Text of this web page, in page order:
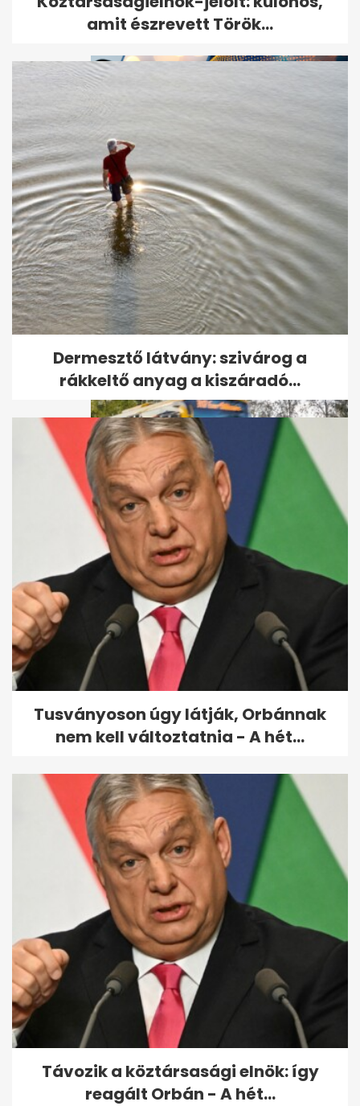
összeütközött két autóbusz
Friss hírek az intenzív
osztályon ápolt Sallai Nóráról
Szabálytalanul előzött, Volán-
buszt döntött árokba 38
utassal
amit észrevett Török...
Dermesztő látvány: szivárog a
rákkeltő anyag a kiszáradó...
Tusványoson úgy látják, Orbánnak
nem kell változtatnia - A hét...
Távozik a köztársasági elnök: így
reagált Orbán - A hét...